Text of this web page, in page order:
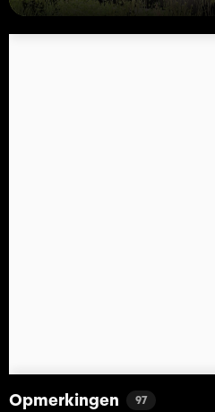
Opmerkingen 97